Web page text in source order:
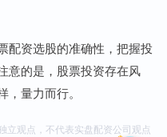
配资选股的准确性，把握投
意的是，股票投资存在风
量力而行。
立观点，不代表实盘配资公司观点